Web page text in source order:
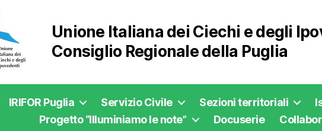
Unione Italiana dei Ciechi e degli
Consiglio Regionale della Puglia
IRIFOR Puglia Servizio Civile Sezioni territoriali
Progetto “Illuminiamo le note”
Docuserie